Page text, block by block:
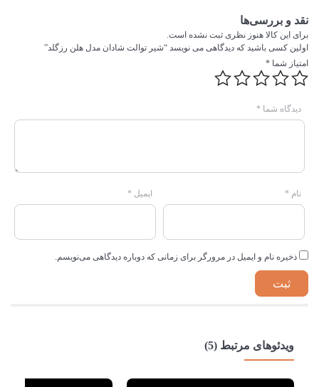
نقد و بررسی‌ها
برای این کالا هنوز نظری ثبت نشده است.
اولین کسی باشید که دیدگاهی می نویسد “شیر توالت شادان مدل هلن رزگلد”
امتیاز شما *
دیدگاه شما *
نام * ایمیل *
ذخیره نام و ایمیل در مرورگر برای زمانی که دوباره دیدگاهی می‌نویسم.
ویدئوهای مرتبط (5)